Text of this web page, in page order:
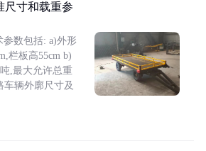
尺寸和载重参
参数包括: a)外形
栏板高55cm b)
,最大允许总重
车辆外廓尺寸及